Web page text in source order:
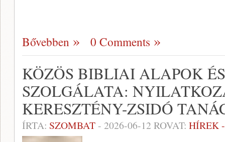
Bővebben 0 Comments
KÖZÖS BIBLIAI ALAPOK
SZOLGÁLATA:
KERESZTÉNY-ZSIDÓ
ÍRTA: SZOMBAT- 2026-06-12 ROVAT: HÍREK